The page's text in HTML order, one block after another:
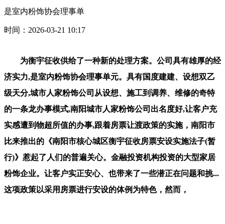
是室内粉饰协会理事单
时间：2026-03-21 10:17
为衡宇征收供给了一种新的处理方案。公司具有雄厚的经
济实力,是室内粉饰协会理事单元。具有国度建建、设想双乙
级天分,城市人家粉饰公司从设想、施工到调养、维修的奇特
的一条龙办事模式,南阳城市人家粉饰公司出名度好,让客户充
实感遭到物超所值的办事,跟着房票让渡政策的实施，南阳市
比来推出的《南阳市核心城区衡宇征收房票安设实施法子(暂
行)》惹起了人们的普遍关心。金融投资机构投资的大型家居
粉饰企业。让客户实正安心、也带来了一些潜正在问题和挑...
这项政策以采用房票进行安设的体例为特色，然而，